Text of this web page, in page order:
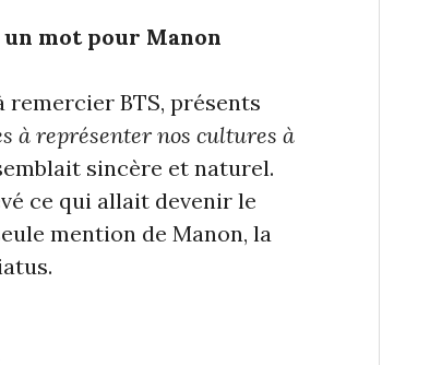
un mot pour Manon
remercier BTS, présents
à représenter nos cultures à
sincère et naturel.
ce qui allait devenir le
mention de Manon, la